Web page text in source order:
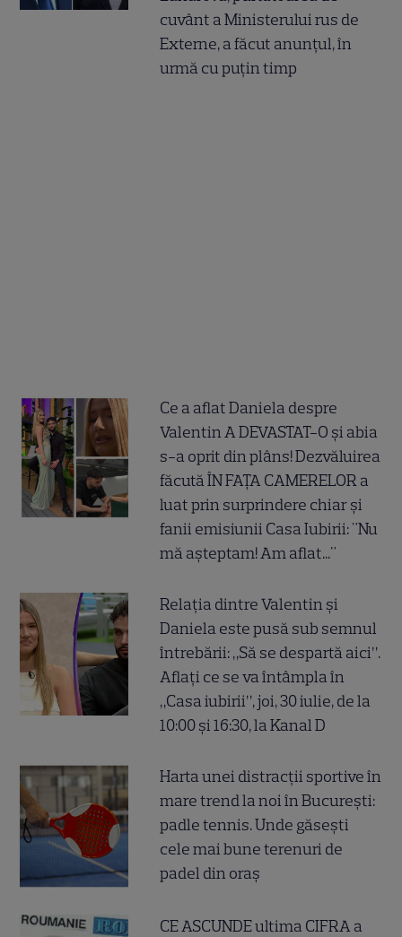
cuvânt a Ministerului rus de
Externe, a făcut anunțul, în
urmă cu puțin timp
Ce a aflat Daniela despre
Valentin A DEVASTAT-O și abia
s-a oprit din plâns! Dezvăluirea
făcută ÎN FAȚA CAMERELOR a
luat prin surprindere chiar și
fanii emisiunii Casa Iubirii: "Nu
mă așteptam! Am aflat..."
Relația dintre Valentin și
Daniela este pusă sub semnul
întrebării: „Să se despartă aici”.
Aflați ce se va întâmpla în
„Casa iubirii”, joi, 30 iulie, de la
10:00 și 16:30, la Kanal D
Harta unei distracții sportive în
mare trend la noi în București:
padle tennis. Unde găsești
cele mai bune terenuri de
padel din oraș
CE ASCUNDE ultima CIFRA a